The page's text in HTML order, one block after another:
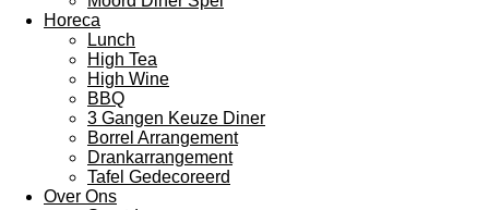
Horeca
Lunch
High Tea
High Wine
BBQ
3 Gangen Keuze Diner
Borrel Arrangement
Drankarrangement
Tafel Gedecoreerd
Over Ons